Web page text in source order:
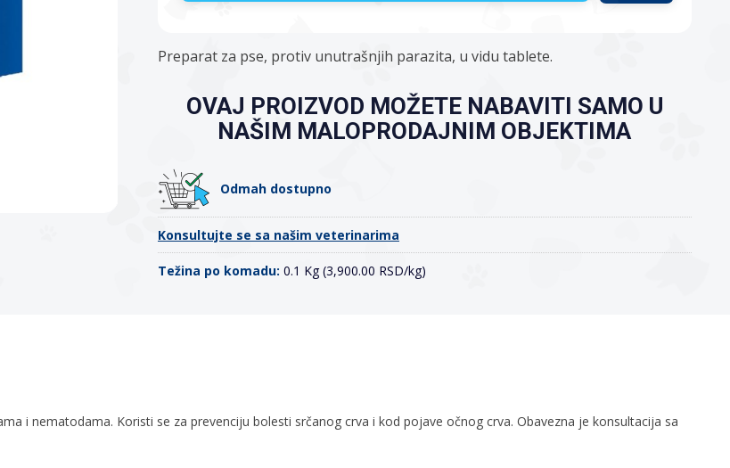
Preparat za pse, protiv unutrašnjih parazita, u vidu tablete.
OVAJ PROIZVOD MOŽETE NABAVITI SAMO U
NAŠIM MALOPRODAJNIM OBJEKTIMA
Odmah dostupno
Konsultujte se sa našim veterinarima
Težina po komadu: 0.1 Kg (3,900.00 RSD/kg)
i nematodama. Koristi se za prevenciju bolesti srčanog crva i kod pojave očnog crva. Obavezna je konsultacija sa